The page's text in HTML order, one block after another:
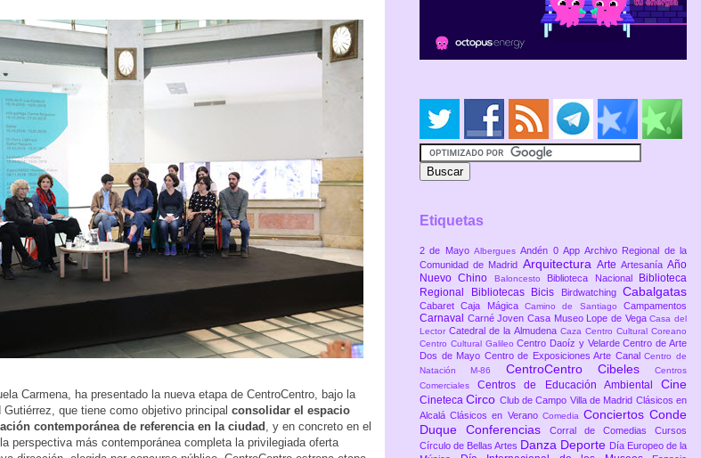
Carmena, ha presentado la nueva etapa de CentroCentro, bajo la
que tiene como objetivo principal consolidar el espacio
contemporánea de referencia en la ciudad
, y en concreto en el
perspectiva más contemporánea completa la privilegiada oferta
Etiquetas
2 de Mayo AlberguesAndén 0 AppArchivo Regional de la
Comunidad de Madrid Arquitectura Arte ArtesaníaAño
Nuevo Chino
Baloncesto Biblioteca Nacional
Biblioteca
Regional
Bibliotecas Bicis Birdwatching Cabalgatas
CabaretCaja MágicaCamino de SantiagoCampamentos
Carnaval Carné JovenCasa Museo Lope de VegaCasa del
LectorCatedral de la Almudena Caza Centro Cultural Coreano
Centro Cultural GalileoCentro Daoíz y VelardeCentro de Arte
Dos de Mayo Centro de Exposiciones Arte CanalCentro de
Natación M-86 CentroCentro Cibeles
Centros
ComercialesCentros de Educación AmbientalCine
CinetecaCirco Club de Campo Villa de Madrid Clásicos en
AlcaláClásicos en Verano Comedia ConciertosConde
Duque Conferencias Corral de Comedias Cursos
Círculo de Bellas Artes Danza Deporte Día Europeo de la